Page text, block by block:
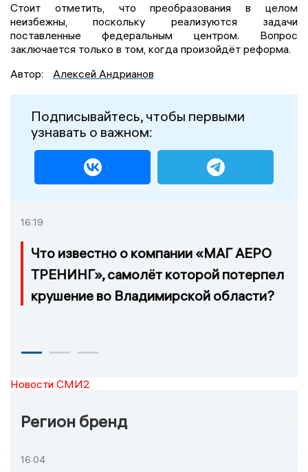
Стоит отметить, что преобразования в целом
неизбежны, поскольку реализуются задачи
поставленные федеральным центром. Вопрос
заключается только в том, когда произойдёт реформа.
Автор:
Алексей Андрианов
Подписывайтесь, чтобы первыми
узнавать о важном:
16:19
Что известно о компании «МАГ АЕРО
ТРЕНИНГ», самолёт которой потерпел
крушение во Владимирской области?
Новости СМИ2
Регион бренд
16:04